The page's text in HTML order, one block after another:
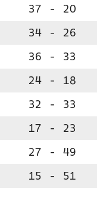
37 - 20
34 - 26
36 - 33
24 - 18
32 - 33
17 - 23
27 - 49
15 - 51